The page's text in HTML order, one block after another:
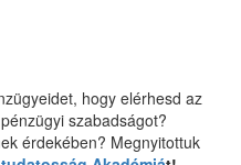
hogy elérhesd az
szabadságot?
érdekében? Megnyitottuk